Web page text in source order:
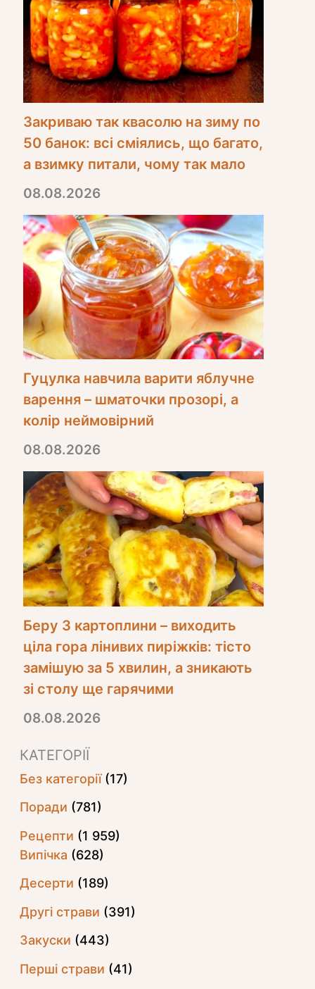
Закриваю так квасолю на зиму по
50 банок: всі сміялись, що багато,
а взимку питали, чому так мало
08.08.2026
Гуцулка навчила варити яблучне
варення – шматочки прозорі, а
колір неймовірний
08.08.2026
Беру 3 картоплини – виходить
ціла гора лінивих пиріжків: тісто
замішую за 5 хвилин, а зникають
зі столу ще гарячими
08.08.2026
КАТЕГОРІЇ
Без категорії(17)
Поради (781)
Рецепти (1 959)
Випічка (628)
Десерти (189)
Другі страви (391)
Закуски (443)
Перші страви (41)